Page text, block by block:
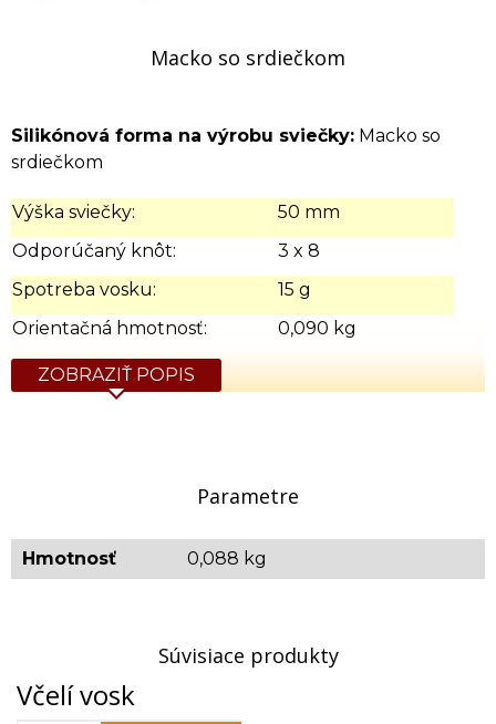
Macko so srdiečkom
Silikónová forma na výrobu sviečky: Macko so
srdiečkom
Výška sviečky:
50 mm
Odporúčaný knôt:
3 x 8
Spotreba vosku:
15 g
Orientačná hmotnosť:
0,090 kg
ZOBRAZIŤ POPIS
Parametre
Hmotnosť 0,088 kg
Súvisiace produkty
Včelí vosk